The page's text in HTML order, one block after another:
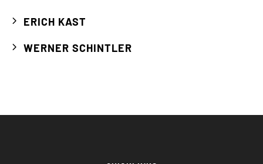
ERICH KAST
WERNER SCHINTLER